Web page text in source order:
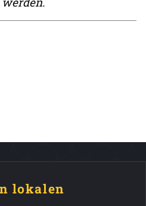
lokalen